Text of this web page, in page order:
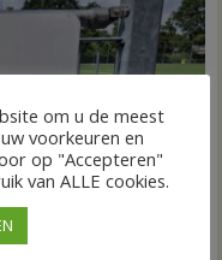
weg
in
Hardenberg
Sibculo
om u de meest
voorkeuren en
op "Accepteren"
van ALLE cookies.